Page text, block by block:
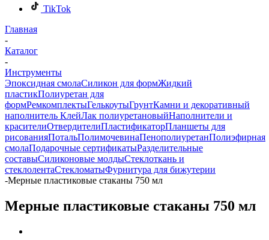
TikTok
Главная
-
Каталог
-
Инструменты
Эпоксидная смолаСиликон для формЖидкий
пластикПолиуретан для
формРемкомплектыГелькоутыГрунтКамни и декоративный
наполнитель КлейЛак полиуретановыйНаполнители и
красителиОтвердителиПластификаторПланшеты для
рисованияПотальПолимочевинаПенополиуретанПолиэфирная
смолаПодарочные сертификатыРазделительные
составыСиликоновые молдыСтеклоткань и
стеклолентаСтекломатыФурнитура для бижутерии
-Мерные пластиковые стаканы 750 мл
Мерные пластиковые стаканы 750 мл